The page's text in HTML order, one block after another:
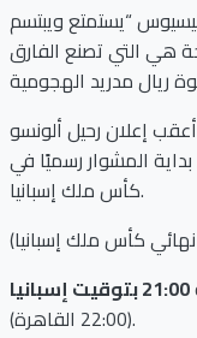
“يستمتع ويبتسم
هي التي تصنع الفارق
إعلان رحيل ألونسو
المشوار رسميًا في
كأس ملك إسبانيا.
21:00 بتوقيت إسبانيا
(22:00 القاهرة).